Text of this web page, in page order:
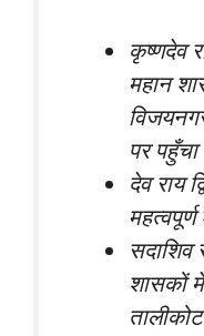
कृष्णदेव
महान
पर
देव राय
शासकों